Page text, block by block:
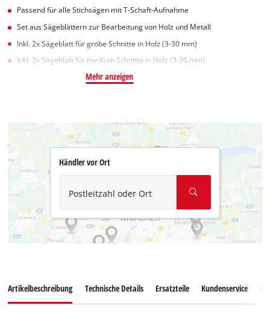
Passend für alle Stichsägen mit T-Schaft-Aufnahme
Set aus Sägeblättern zur Bearbeitung von Holz und Metall
Inkl. 2x Sägeblatt für grobe Schnitte in Holz (3-30 mm)
Inkl. 2x Sägeblatt für medium Schnitte in Holz (3-30 mm)
Mehr anzeigen
Händler vor Ort
Postleitzahl oder Ort
Artikelbeschreibung Technische Details Ersatzteile Kundenservice